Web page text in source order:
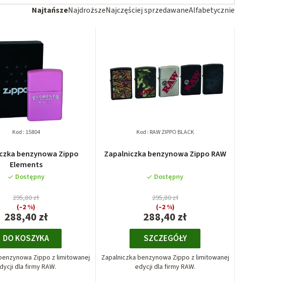
S
r
t
o
w
a
n
i
e
p
r
o
d
u
NajtańszeNajdroższeNajczęściej sprzedawaneAlfabetycznie
benzynowa Zippo
Elements
Dostępny
288,40 zł
295,80 zł
(–2 %)
DO KOSZYKA
Zippo z limitowanej
dla firmy RAW.
Kod : 15804
Zapalniczka benzynowa Zippo RAW
Dostępny
288,40 zł
295,80 zł
(–2 %)
SZCZEGÓŁY
Zapalniczka benzynowa Zippo z limitowanej
edycji dla firmy RAW.
Kod : RAW ZIPPO BLACK